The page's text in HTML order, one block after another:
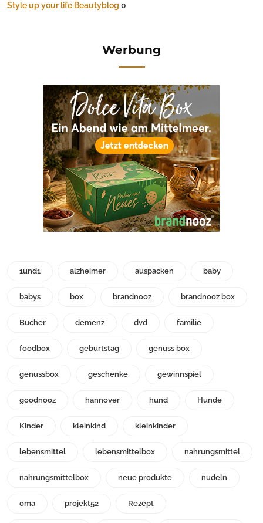
Style up your life Beautyblog 0
Werbung
1und1 alzheimer auspacken baby
babys box brandnooz brandnooz box
Bücher demenz dvd familie
foodbox geburtstag genuss box
genussbox geschenke gewinnspiel
goodnooz hannover hund Hunde
Kinder kleinkind kleinkinder
lebensmittel lebensmittelbox nahrungsmittel
nahrungsmittelbox neue produkte nudeln
oma projekt52 Rezept